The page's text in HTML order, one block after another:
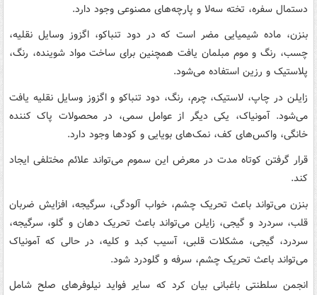
دستمال سفره، تخته سه‌لا و پارچه‌های مصنوعی وجود دارد.
بنزن، ماده شیمیایی مضر است که در دود تنباکو، اگزوز وسایل نقلیه،
چسب، رنگ و موم مبلمان یافت همچنین برای ساخت مواد شوینده، رنگ،
پلاستیک و رزین استفاده می‌شود.
زایلن در چاپ، لاستیک، چرم، رنگ، دود تنباکو و اگزوز وسایل نقلیه یافت
می‌شود. آمونیاک، یکی دیگر از عوامل سمی، در محصولات پاک کننده
خانگی، واکس‌های کف، نمک‌های بویایی و کودها وجود دارد.
قرار گرفتن کوتاه مدت در معرض این سموم می‌تواند علائم مختلفی ایجاد
کند.
بنزن می‌تواند باعث تحریک چشم، خواب آلودگی، سرگیجه، افزایش ضربان
قلب، سردرد و گیجی، زایلن می‌تواند باعث تحریک دهان و گلو، سرگیجه،
سردرد، گیجی، مشکلات قلبی، آسیب کبد و کلیه، در حالی که آمونیاک
می‌تواند باعث تحریک چشم، سرفه و گلودرد شود.
انجمن سلطنتی باغبانی بیان کرد که سایر فواید نیلوفرهای صلح شامل